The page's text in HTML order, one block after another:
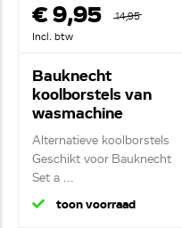
€ 9,95
14,95
Incl. btw
Bauknecht
koolborstels van
wasmachine
481236248004
Alternatieve koolborstels
Geschikt voor Bauknecht
Set a ...
toon voorraad